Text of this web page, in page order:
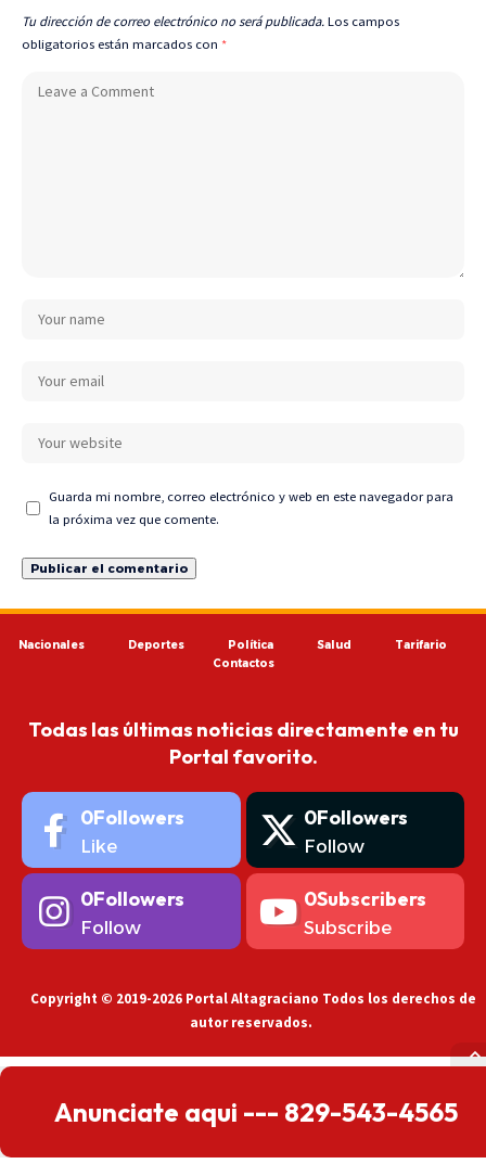
Tu dirección de correo electrónico no será publicada. Los campos
obligatorios están marcados con *
Guarda mi nombre, correo electrónico y web en este navegador para
la próxima vez que comente.
Nacionales Deportes Política Salud
Tarifario
Contactos
Todas las últimas noticias directamente en tu
Portal favorito.
0Followers
Like
0Followers
Follow
0Followers
Follow
0Subscribers
Subscribe
Copyright © 2019-2026 Portal Altagraciano Todos los derechos de
autor reservados.
Anunciate aqui --- 829-543-4565